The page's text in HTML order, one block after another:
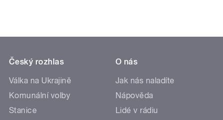
Český rozhlas
Válka na Ukrajině
Komunální volby
Stanice
O nás
Jak nás naladíte
Nápověda
Lidé v rádiu